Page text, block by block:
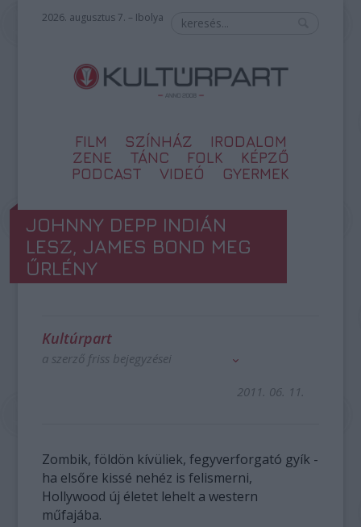
2026. augusztus 7. – Ibolya
FILM SZÍNHÁZ
IRODALOM
ZENE
TÁNC FOLK
KÉPZŐ
PODCAST
VIDEÓ GYERMEK
JOHNNY DEPP INDIÁN
LESZ, JAMES BOND MEG
ŰRLÉNY
Kultúrpart
a szerző friss bejegyzései
2011. 06. 11.
Zombik, földön kívüliek, fegyverforgató gyík -
ha elsőre kissé nehéz is felismerni,
Hollywood új életet lehelt a western
műfajába.